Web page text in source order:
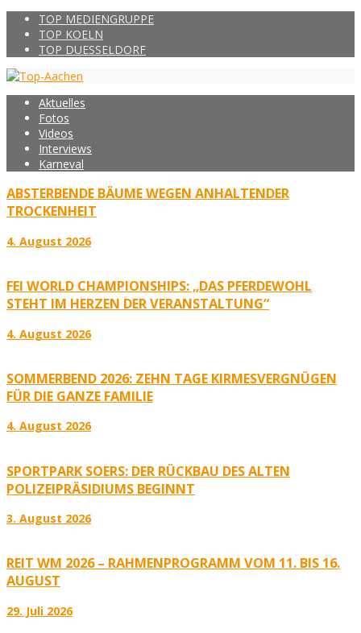
TOP MEDIENGRUPPE
TOP KOELN
TOP DUESSELDORF
Aktuelles
Fotos
Videos
Interviews
Karneval
ABSTERBENDE BÄUME WEGEN ANHALTENDER
TROCKENHEIT
4. August 2026
FEI WORLD CHAMPIONSHIPS: „DAS PFERDEWOHL
STEHT IM HERZEN DER VERANSTALTUNG“
4. August 2026
SOMMERBEND 2026: ZEHN TAGE KIRMESVERGNÜGEN
FÜR DIE GANZE FAMILIE
4. August 2026
SPORTPARK SOERS: DER RÜCKBAU DES ALTEN
POLIZEIPRÄSIDIUMS BEGINNT
3. August 2026
REIT WM 2026 – RAHMENPROGRAMM VOM 11. BIS 16.
AUGUST
29. Juli 2026